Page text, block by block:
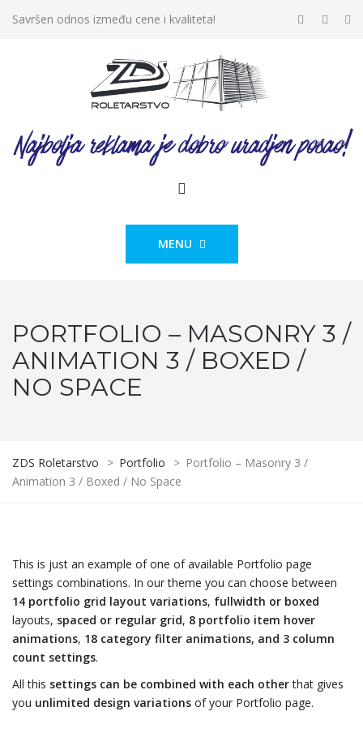
Savršen odnos između cene i kvaliteta!
MENU
PORTFOLIO – MASONRY 3 /
ANIMATION 3 / BOXED /
NO SPACE
ZDS Roletarstvo > Portfolio > Portfolio – Masonry 3 /
Animation 3 / Boxed / No Space
This is just an example of one of available Portfolio page
settings combinations. In our theme you can choose between
14 portfolio grid layout variations, fullwidth or boxed
layouts, spaced or regular grid, 8 portfolio item hover
animations, 18 category filter animations, and 3 column
count settings.
All this settings can be combined with each otherthat gives
you unlimited design variations of your Portfolio page.